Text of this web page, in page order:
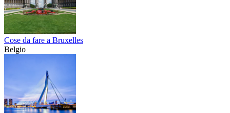
Cose da fare a Bruxelles
Belgio